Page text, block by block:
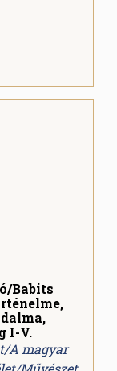
Babits
I-V.
A magyar